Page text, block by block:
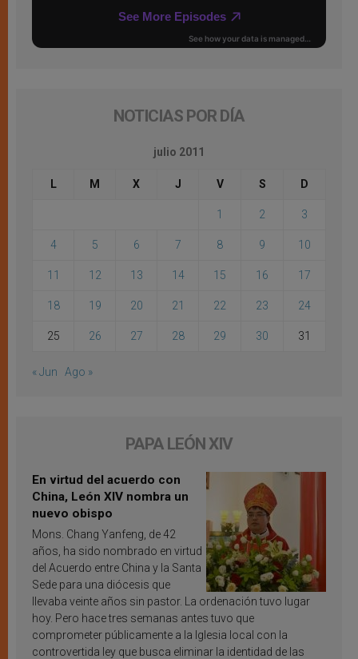
NOTICIAS POR DÍA
julio 2011
L M X J V S D
1 2 3
4 5 6 7 8 9 10
11 12 13 14 15 16 17
18 19 20 21 22 23 24
25 26 27 28 29 30 31
« Jun Ago »
PAPA LEÓN XIV
En virtud del acuerdo con
China, León XIV nombra un
nuevo obispo
Mons. Chang Yanfeng, de 42
años, ha sido nombrado en virtud
del Acuerdo entre China y la Santa
Sede para una diócesis que
llevaba veinte años sin pastor. La ordenación tuvo lugar
hoy. Pero hace tres semanas antes tuvo que
comprometer públicamente a la Iglesia local con la
controvertida ley que busca eliminar la identidad de las